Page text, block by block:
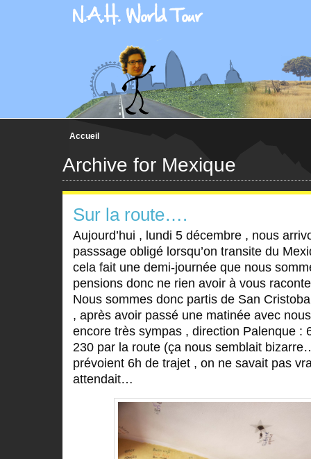
Accueil
Archive for Mexique
Sur la route….
Aujourd’hui , lundi 5 décembre , nous
passsage obligé lorsqu’on transite du
cela fait une demi-journée que nous
pensions donc ne rien avoir à vous
Nous sommes donc partis de San
, après avoir passé une matinée avec
encore très sympas , direction Palenque :
230 par la route (ça nous semblait
prévoient 6h de trajet , on ne savait pas
attendait…